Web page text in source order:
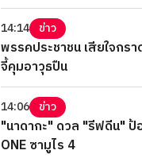
14:14 ข่าว
พรรคประชาชน เสียใจกร
จี้คุมอาวุธปืน
14:06 ข่าว
"นาดากะ" ดวล "รีฟดีน"
ONE ซามูไร 4